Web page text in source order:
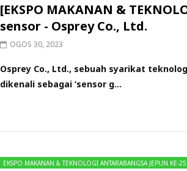
[EKSPO MAKANAN &
sensor - Osprey Co., Ltd.
OGOS 30, 2023
Osprey Co., Ltd., sebuah syarikat
dikenali sebagai ‘sensor g...
EKSPO MAKANAN & TEKNOLOGI ANTARABANGSA JEPUN KE-25